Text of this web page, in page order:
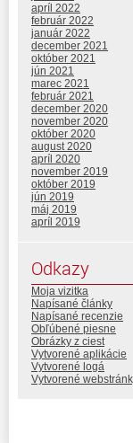
apríl 2022
február 2022
január 2022
december 2021
október 2021
jún 2021
marec 2021
február 2021
december 2020
november 2020
október 2020
august 2020
apríl 2020
november 2019
október 2019
jún 2019
máj 2019
apríl 2019
Odkazy
Moja vizitka
Napísané články
Napísané recenzie
Obľúbené piesne
Obrázky z ciest
Vytvorené aplikácie
Vytvorené logá
Vytvorené